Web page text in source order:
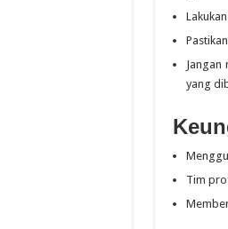
yang
Tim